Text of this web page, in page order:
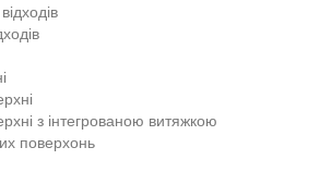
з інтегрованою витяжкою
поверхонь